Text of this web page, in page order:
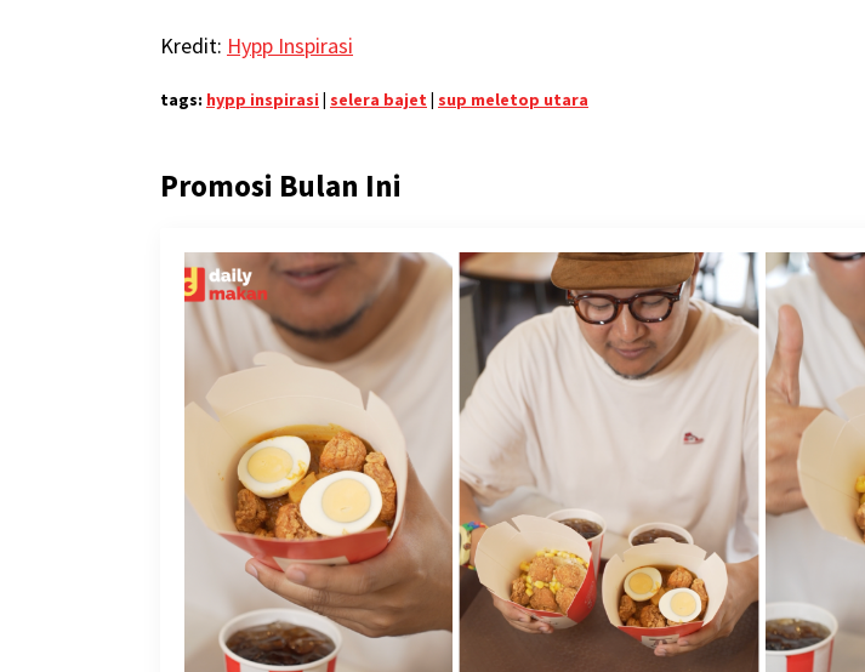
Kredit: Hypp Inspirasi
tags: hypp inspirasi | selera bajet | sup meletop utara
Promosi Bulan Ini